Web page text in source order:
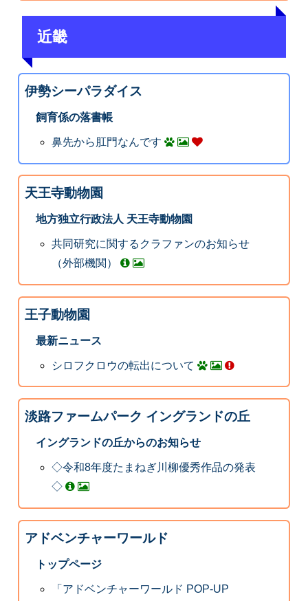
近畿
伊勢シーパラダイス
飼育係の落書帳
鼻先から肛門なんです
天王寺動物園
地方独立行政法人 天王寺動物園
共同研究に関するクラファンのお知らせ
（外部機関）
王子動物園
最新ニュース
シロフクロウの転出について
淡路ファームパーク イングランドの丘
イングランドの丘からのお知らせ
◇令和8年度たまねぎ川柳優秀作品の発表
◇
アドベンチャーワールド
トップページ
「アドベンチャーワールド POP-UP